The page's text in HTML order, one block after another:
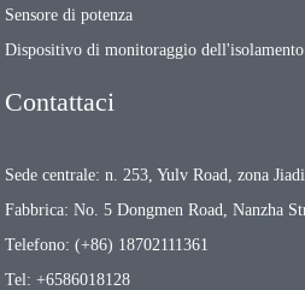
Sensore di potenza
Dispositivo di monitoraggio dell'isolamento
Contattaci
Sede centrale: n. 253, Yulv Road, zona
Fabbrica: No. 5 Dongmen Road, Nanzha
Telefono: (+86) 18702111361
Tel: +6586018128